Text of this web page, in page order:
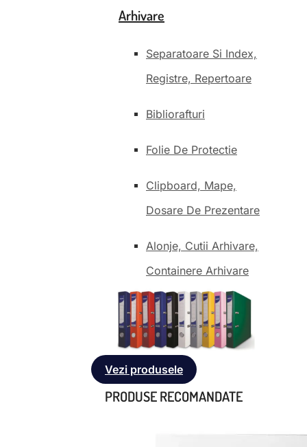
Arhivare
Separatoare Si Index,
Registre, Repertoare
Bibliorafturi
Folie De Protectie
Clipboard, Mape,
Dosare De Prezentare
Alonje, Cutii Arhivare,
Containere Arhivare
Vezi produsele
PRODUSE RECOMANDATE